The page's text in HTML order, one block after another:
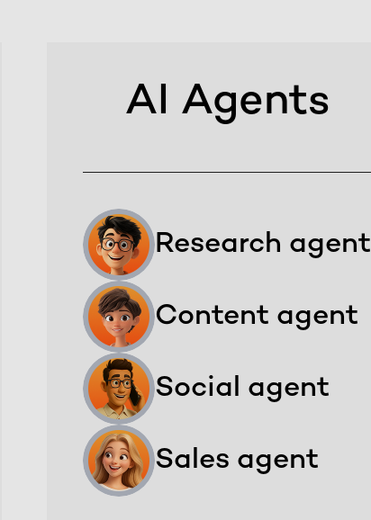
AI Agents
Research agent
Content agent
Social agent
Sales agent